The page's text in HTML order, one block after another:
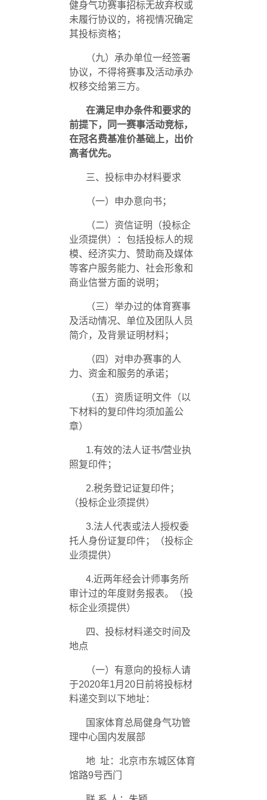
健身气功赛事招标无故弃权或
未履行协议的，将视情况确定
其投标资格；
（九）承办单位一经签署
协议，不得将赛事及活动承办
权移交给第三方。
在满足申办条件和要求的
前提下，同一赛事活动竞标，
在冠名费基准价基础上，出价
高者优先。
三、投标申办材料要求
（一）申办意向书；
（二）资信证明（投标企
业须提供）：包括投标人的规
模、经济实力、赞助商及媒体
等客户服务能力、社会形象和
商业信誉方面的说明；
（三）举办过的体育赛事
及活动情况、单位及团队人员
简介，及背景证明材料；
（四）对申办赛事的人
力、资金和服务的承诺；
（五）资质证明文件（以
下材料的复印件均须加盖公
章）
1.有效的法人证书/营业执
照复印件；
2.税务登记证复印件；
（投标企业须提供）
3.法人代表或法人授权委
托人身份证复印件；（投标企
业须提供）
4.近两年经会计师事务所
审计过的年度财务报表。（投
标企业须提供）
四、投标材料递交时间及
地点
（一）有意向的投标人请
于2020年1月 20 日前将投标材
料递交到以下地址：
国家体育总局健身气功管
理中心国内发展部
地 址：北京市东城区体育
馆路9号西门